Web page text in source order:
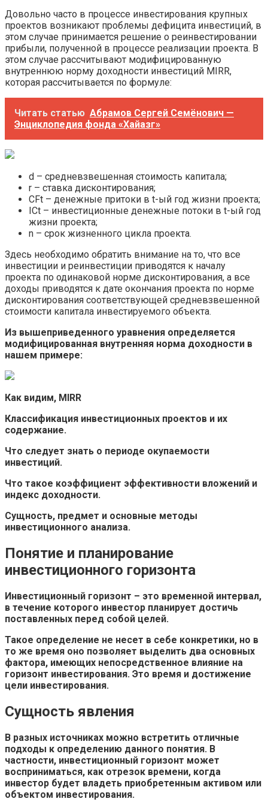
Довольно часто в процессе инвестирования крупных
проектов возникают проблемы дефицита инвестиций, в
этом случае принимается решение о реинвестировании
прибыли, полученной в процессе реализации проекта. В
этом случае рассчитывают модифицированную
внутреннюю норму доходности инвестиций MIRR,
которая рассчитывается по формуле:
Читать статью Абрамов Сергей Семёнович —
Энциклопедия фонда «Хайазг»
d – средневзвешенная стоимость капитала;
r – ставка дисконтирования;
CFt – денежные притоки в t-ый год жизни проекта;
ICt – инвестиционные денежные потоки в t-ый год
жизни проекта;
n – срок жизненного цикла проекта.
Здесь необходимо обратить внимание на то, что все
инвестиции и реинвестиции приводятся к началу
проекта по одинаковой норме дисконтирования, а все
доходы приводятся к дате окончания проекта по норме
дисконтирования соответствующей средневзвешенной
стоимости капитала инвестируемого объекта.
Из вышеприведенного уравнения определяется
модифицированная внутренняя норма доходности в
нашем примере:
Как видим, MIRR
Классификация инвестиционных проектов и их
содержание.
Что следует знать о периоде окупаемости
инвестиций.
Что такое коэффициент эффективности вложений и
индекс доходности.
Сущность, предмет и основные методы
инвестиционного анализа.
Понятие и планирование
инвестиционного горизонта
Инвестиционный горизонт – это временной интервал,
в течение которого инвестор планирует достичь
поставленных перед собой целей.
Такое определение не несет в себе конкретики, но в
то же время оно позволяет выделить два основных
фактора, имеющих непосредственное влияние на
горизонт инвестирования. Это время и достижение
цели инвестирования.
Сущность явления
В разных источниках можно встретить отличные
подходы к определению данного понятия. В
частности, инвестиционный горизонт может
восприниматься, как отрезок времени, когда
инвестор будет владеть приобретенным активом или
объектом инвестирования.